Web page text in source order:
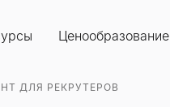
Ценообразование
ДЛЯ РЕКРУТЕРОВ